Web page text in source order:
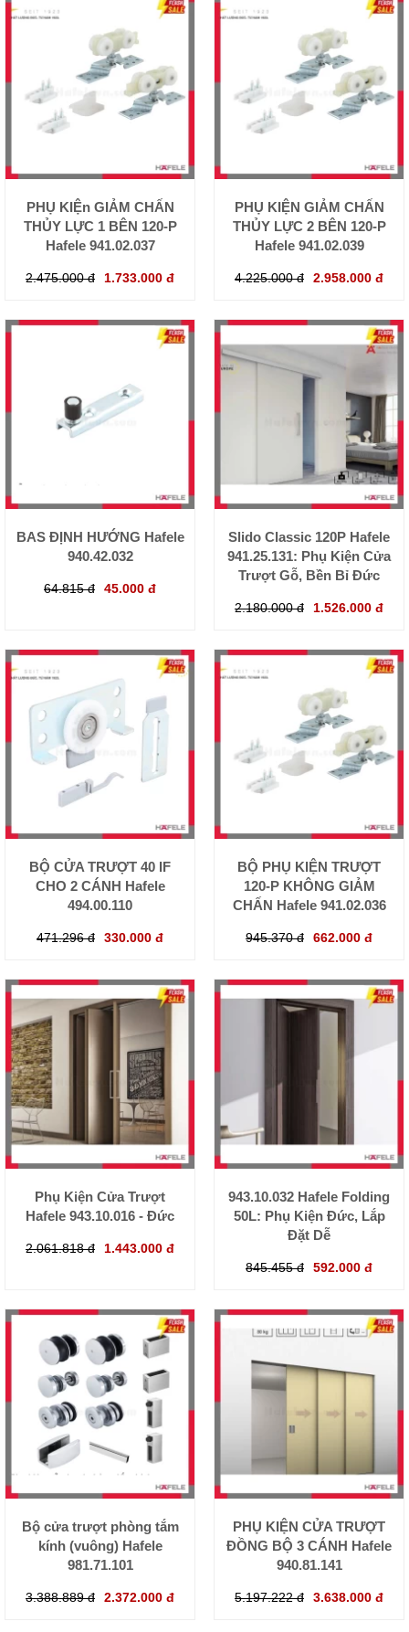
PHỤ KIỆn GIẢM CHẤN
THỦY LỰC 1 BÊN 120-P
Hafele 941.02.037
2.475.000 đ 1.733.000 đ
PHỤ KIỆN GIẢM CHẤN
THỦY LỰC 2 BÊN 120-P
Hafele 941.02.039
4.225.000 đ 2.958.000 đ
BAS ĐỊNH HƯỚNG Hafele
940.42.032
64.815 đ 45.000 đ
Slido Classic 120P Hafele
941.25.131: Phụ Kiện Cửa
Trượt Gỗ, Bền Bỉ Đức
2.180.000 đ 1.526.000 đ
BỘ CỬA TRƯỢT 40 IF
CHO 2 CÁNH Hafele
494.00.110
471.296 đ 330.000 đ
BỘ PHỤ KIỆN TRƯỢT
120-P KHÔNG GIẢM
CHẤN Hafele 941.02.036
945.370 đ 662.000 đ
Phụ Kiện Cửa Trượt
Hafele 943.10.016 - Đức
2.061.818 đ 1.443.000 đ
943.10.032 Hafele Folding
50L: Phụ Kiện Đức, Lắp
Đặt Dễ
845.455 đ 592.000 đ
Bộ cửa trượt phòng tắm
kính (vuông) Hafele
981.71.101
3.388.889 đ 2.372.000 đ
PHỤ KIỆN CỬA TRƯỢT
ĐỒNG BỘ 3 CÁNH Hafele
940.81.141
5.197.222 đ 3.638.000 đ